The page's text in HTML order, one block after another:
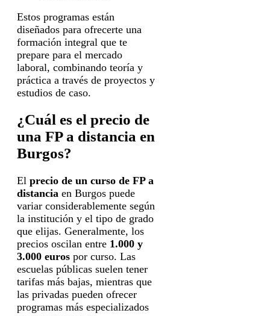
Estos programas están
diseñados para ofrecerte una
formación integral que te
prepare para el mercado
laboral, combinando teoría y
práctica a través de proyectos y
estudios de caso.
¿Cuál es el precio de
una FP a distancia en
Burgos?
El precio de un curso de FP a
distancia en Burgos puede
variar considerablemente según
la institución y el tipo de grado
que elijas. Generalmente, los
precios oscilan entre 1.000 y
3.000 euros por curso. Las
escuelas públicas suelen tener
tarifas más bajas, mientras que
las privadas pueden ofrecer
programas más especializados